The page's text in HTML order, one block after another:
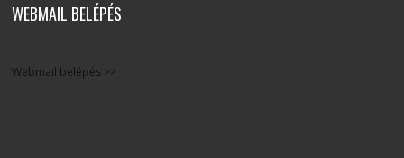
WEBMAIL BELÉPÉS
Webmail belépés >>